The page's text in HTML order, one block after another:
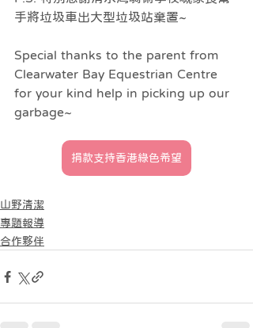
手將垃圾車出大型垃圾站棄置~
Special thanks to the parent from
Clearwater Bay Equestrian Centre
for your kind help in picking up our
garbage~
捐款支持香港綠色希望
山野清潔
專題報導
合作夥伴